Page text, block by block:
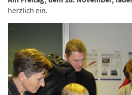
herzlich ein.